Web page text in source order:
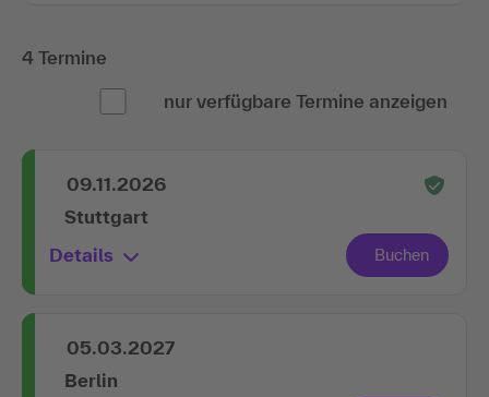
4 Termine
nur verfügbare Termine anzeigen
09.11.2026
Stuttgart
Details
05.03.2027
Berlin